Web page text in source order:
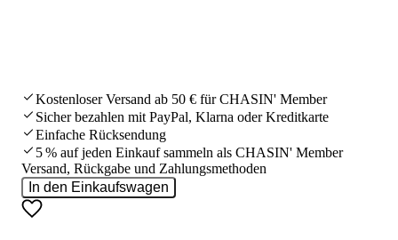
Kostenloser Versand ab 50 € für CHASIN' Member
Sicher bezahlen mit PayPal, Klarna oder Kreditkarte
Einfache Rücksendung
5 % auf jeden Einkauf sammeln als CHASIN' Member
Versand, Rückgabe und Zahlungsmethoden
In den Einkaufswagen